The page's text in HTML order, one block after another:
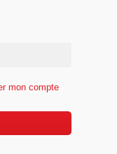
mon compte